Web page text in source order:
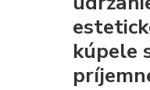
kúpele